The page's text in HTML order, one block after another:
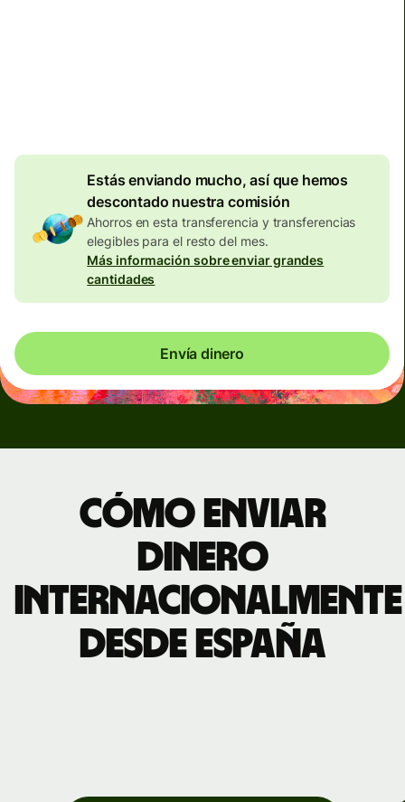
Estás enviando mucho, así que hemos
descontado nuestra comisión
Ahorros en esta transferencia y transferencias
elegibles para el resto del mes.
Más información sobre enviar grandes
cantidades
Envía dinero
Cómo enviar
dinero
internacionalmente
desde España